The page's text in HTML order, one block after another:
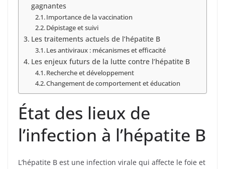
gagnantes
Importance de la vaccination
Dépistage et suivi
Les traitements actuels de l’hépatite B
Les antiviraux : mécanismes et efficacité
Les enjeux futurs de la lutte contre l’hépatite B
Recherche et développement
Changement de comportement et éducation
État des lieux de
l’infection à l’hépatite B
L’hépatite B est une infection virale qui affecte le foie et